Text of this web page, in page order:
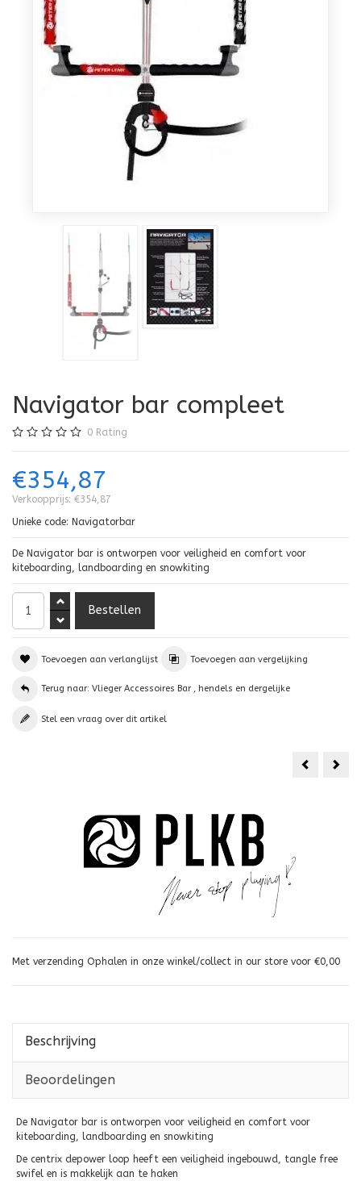
Navigator bar compleet
0 Rating
€354,87
Verkoopprijs: €354,87
Unieke code: Navigatorbar
De Navigator bar is ontworpen voor veiligheid en comfort voor
kiteboarding, landboarding en snowkiting
Toevoegen aan verlanglijst Toevoegen aan vergelijking
Terug naar: Vlieger Accessoires Bar , hendels en dergelijke
Stel een vraag over dit artikel
WINDER
Met verzending Ophalen in onze winkel/collect in our store voor €0,00
Beschrijving
Beoordelingen
De Navigator bar is ontworpen voor veiligheid en comfort voor
kiteboarding, landboarding en snowkiting
De centrix depower loop heeft een veiligheid ingebouwd, tangle free
swifel en is makkelijk aan te haken